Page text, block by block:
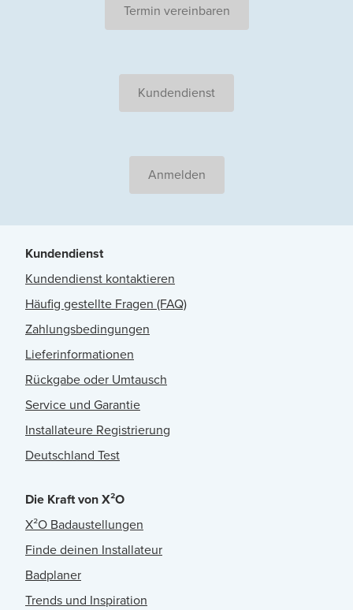
Termin vereinbaren
Kundendienst
Anmelden
Kundendienst
Kundendienst kontaktieren
Häufig gestellte Fragen (FAQ)
Zahlungsbedingungen
Lieferinformationen
Rückgabe oder Umtausch
Service und Garantie
Installateure Registrierung
Deutschland Test
Die Kraft von X²O
X²O Badaustellungen
Finde deinen Installateur
Badplaner
Trends und Inspiration